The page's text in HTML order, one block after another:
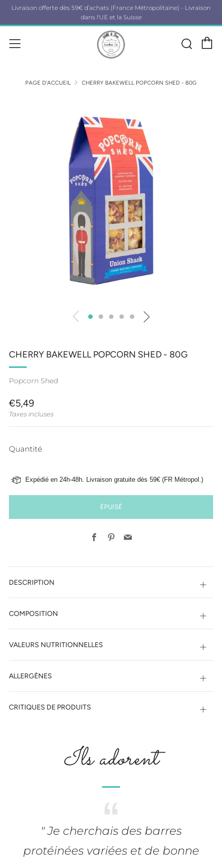
Livraison offerte dès 59€ d’achats (France Métropolitaine) - Livraison
dans l'UE et la Suisse
Menu
PAGE D'ACCUEIL CHERRY BAKEWELL POPCORN SHED - 80G
CHERRY BAKEWELL POPCORN SHED - 80G
Popcorn Shed
PRIX
RÉGULIER
€5,49
Taxes incluses
Quantité
Expédié en 24h-48h. Livraison gratuite dès 59€ (FR Métropol.)
ÉPUISÉ
FacebookPinterest
Email
DESCRIPTION
COMPOSITION
VALEURS NUTRITIONNELLES
ALLERGÈNES
CRITIQUES DE PRODUITS
Ils adorent
" Je cherchais des barres
protéinées variées et de bonne